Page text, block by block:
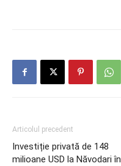
Articolul precedent
Investiție privată de 148
milioane USD la Năvodari în